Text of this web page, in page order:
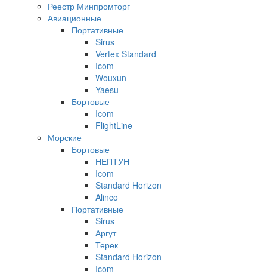
Реестр Минпромторг
Авиационные
Портативные
Sirus
Vertex Standard
Icom
Wouxun
Yaesu
Бортовые
Icom
FlightLine
Морские
Бортовые
НЕПТУН
Icom
Standard Horizon
Alinco
Портативные
Sirus
Аргут
Терек
Standard Horizon
Icom